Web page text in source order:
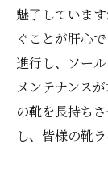
魅了していま
ぐことが肝心
進行し、ソー
メンテナンス
の靴を長持ち
し、皆様の靴